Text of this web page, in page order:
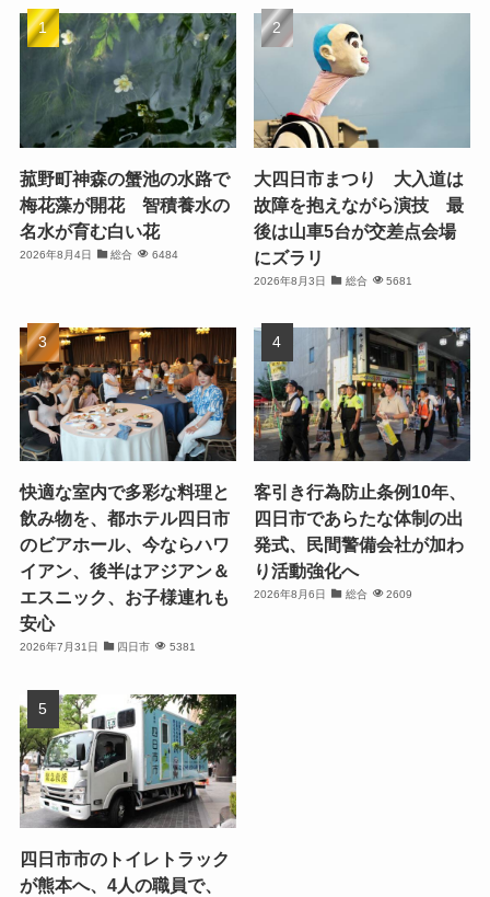
菰野町神森の蟹池の水路で
梅花藻が開花 智積養水の
名水が育む白い花
2026年8月4日 総合 6484
大四日市まつり 大入道は
故障を抱えながら演技 最
後は山車5台が交差点会場
にズラリ
2026年8月3日 総合 5681
快適な室内で多彩な料理と
飲み物を、都ホテル四日市
のビアホール、今ならハワ
イアン、後半はアジアン＆
エスニック、お子様連れも
安心
2026年7月31日 四日市 5381
客引き行為防止条例10年、
四日市であらたな体制の出
発式、民間警備会社が加わ
り活動強化へ
2026年8月6日 総合 2609
四日市市のトイレトラック
が熊本へ、4人の職員で、